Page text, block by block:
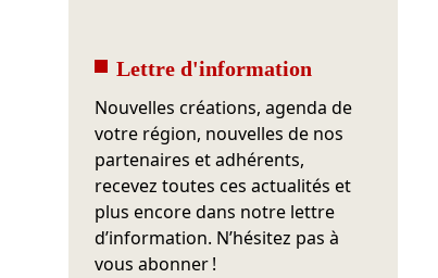
Lettre d'information
Nouvelles créations, agenda de
votre région, nouvelles de nos
partenaires et adhérents,
recevez toutes ces actualités et
plus encore dans notre lettre
d’information. N’hésitez pas à
vous abonner !